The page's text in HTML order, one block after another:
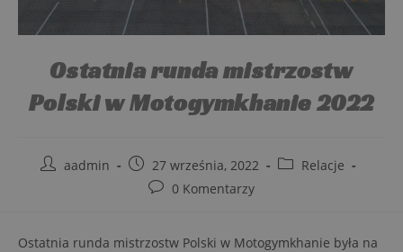
Ostatnia runda mistrzostw
Polski w Motogymkhanie 2022
aadmin 27 września, 2022
Relacje
0 Komentarzy
Ostatnia runda mistrzostw Polski w Motogymkhanie była na